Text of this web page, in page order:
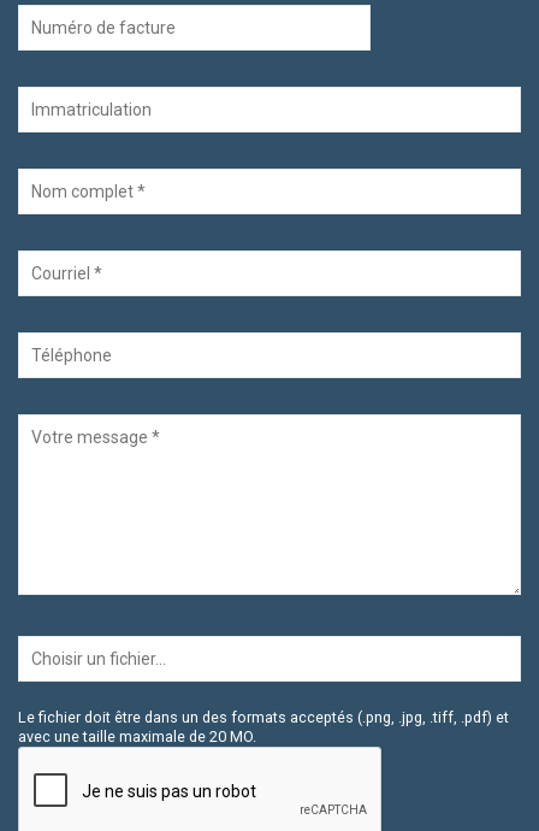
Le fichier doit être dans un des formats acceptés (.png, .jpg, .tiff, .pdf) et
avec une taille maximale de 20 MO.